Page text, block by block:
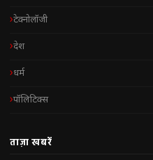
टेक्नोलॉजी
देश
धर्म
पॉलिटिक्स
ताज़ा खबरें